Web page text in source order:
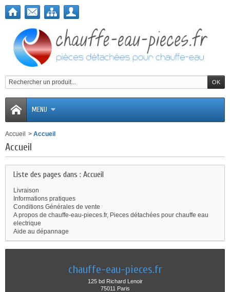
MENU
Accueil > Accueil
Accueil
Liste des pages dans : Accueil
Livraison
Informations pratiques
Conditions Générales de vente
A propos de chauffe-eau-pieces.fr, Pieces détachées pour chauffe eau
electrique
Aide au dépannage
chauffe-eau-pieces.fr
125 bd Richard Lenoir
75011 Paris